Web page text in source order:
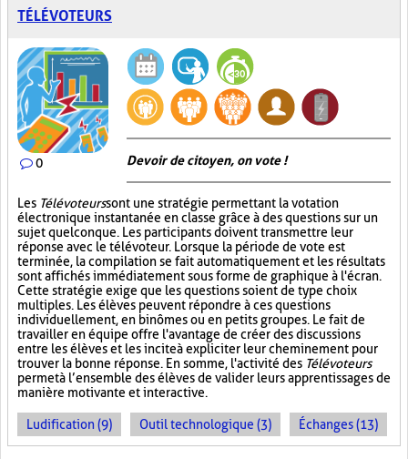
TÉLÉVOTEURS
0 Devoir de citoyen, on vote !
Les Télévoteurssont une stratégie permettant la votation
électronique instantanée en classe grâce à des questions sur un
sujet quelconque. Les participants doivent transmettre leur
réponse avec le télévoteur. Lorsque la période de vote est
terminée, la compilation se fait automatiquement et les résultats
sont affichés immédiatement sous forme de graphique à l'écran.
Cette stratégie exige que les questions soient de type choix
multiples. Les élèves peuvent répondre à ces questions
individuellement, en binômes ou en petits groupes. Le fait de
travailler en équipe offre l'avantage de créer des discussions
entre les élèves et les incite à expliciter leur cheminement pour
trouver la bonne réponse. En somme, l'activité des Télévoteurs
permet à l’ensemble des élèves de valider leurs apprentissages de
manière motivante et interactive.
Ludification (9) Outil technologique (3) Échanges (13)